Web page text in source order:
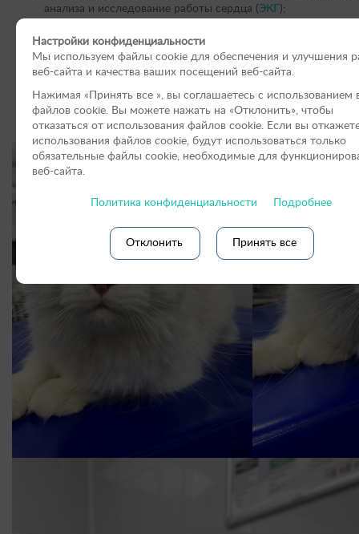
анализа и исследование работы сердца ( ЭКГ );
офтальмологический инструмент, одноразовые лезвия. Это
разрезы четкими и избежать образования грубых шрамов;
Качественно и правильно использованная хирургическая
получить долговременный результат;
По окончанию послеоперационного периода глаза и веки
нормально функционировать и хорошо выглядеть.
Настройки конфиденциальности
Мы используем файлы cookie для обеспечения и улучшения
веб-сайта и качества ваших посещений веб-сайта.
Нажимая «Принять вce », вы соглашаетесь с использованием
файлов cookie. Вы можете нажать на «Отклонить», чтобы
отказаться от использования файлов сookie. Если вы
использования файлов cookie, будут использоваться только
обязательные файлы cookie, необходимые для
веб-сайта.
Политика конфиденциальности Подробнее
Отклонить Принять все